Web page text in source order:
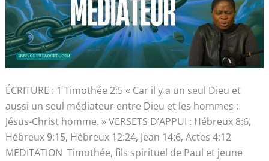
ÉCRITURE : 1 Timothée 2:5 « Car il y a un seul Dieu et
aussi un seul médiateur entre Dieu et les hommes :
Jésus-Christ homme. » VERSETS D’APPUI : Hébreux 8:6,
Hébreux 9:15, Hébreux 12:24, Jean 14:6, Actes 4:12
MÉDITATION Timothée, fils spirituel de Paul et jeune